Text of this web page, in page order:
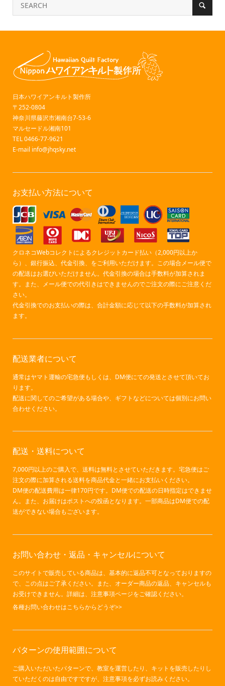
日本ハワイアンキルト製作所
〒252-0804
神奈川県藤沢市湘南台7-53-6
マルセードル湘南101
TEL 0466-77-9621
E-mail info@jhqsky.net
お支払い方法について
クロネコWebコレクトによるクレジットカード払い（2,000円以上か
ら）、銀行振込、代金引換、をご利用いただけます。この場合メール便で
の配送はお選びいただけません。代金引換の場合は手数料が加算されま
す。また、メール便での代引きはできませんのでご注文の際にご注意くだ
さい。
代金引換でのお支払いの際は、合計金額に応じて以下の手数料が加算され
ます。
配送業者について
通常はヤマト運輸の宅急便もしくは、DM便にての発送とさせて頂いてお
ります。
配送に関してのご希望がある場合や、ギフトなどについては個別にお問い
合わせください。
配送・送料について
7,000円以上のご購入で、送料は無料とさせていただきます。宅急便はご
注文の際に加算される送料を商品代金と一緒にお支払いください。
DM便の配送費用は一律170円です。DM便での配送の日時指定はできませ
ん。また、お届けはポストへの投函となります。一部商品はDM便での配
送ができない場合もございます。
お問い合わせ・返品・キャンセルについて
このサイトで販売している商品は、基本的に返品不可となっておりますの
で、この点はご了承ください。また、オーダー商品の返品、キャンセルも
お受けできません。詳細は、注意事項ページをご確認ください。
各種お問い合わせはこちらからどうぞ>>
パターンの使用範囲について
ご購入いただいたパターンで、教室を運営したり、キットを販売したりし
ていただくのは自由ですですが、 注意事項を必ずお読みください。